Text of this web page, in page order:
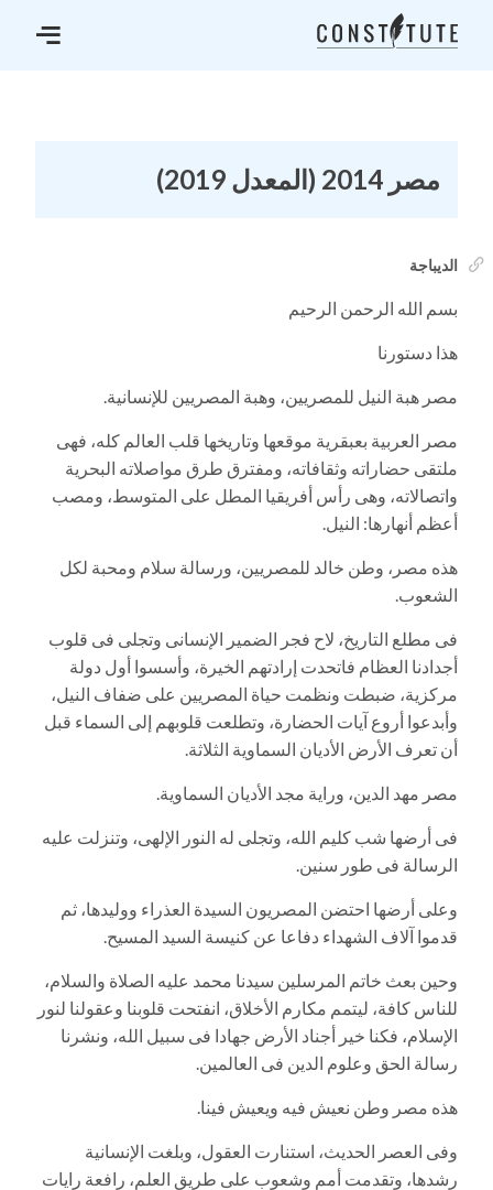
مصر 2014 (المعدل 2019)
الديباجة
بسم الله الرحمن الرحيم
هذا دستورنا
مصر هبة النيل للمصريين، وهبة المصريين للإنسانية.
مصر العربية بعبقرية موقعها وتاريخها قلب العالم كله، فهى
ملتقى حضاراته وثقافاته، ومفترق طرق مواصلاته البحرية
واتصالاته، وهى رأس أفريقيا المطل على المتوسط، ومصب
أعظم أنهارها: النيل.
هذه مصر، وطن خالد للمصريين، ورسالة سلام ومحبة لكل
الشعوب.
فى مطلع التاريخ، لاح فجر الضمير الإنسانى وتجلى فى قلوب
أجدادنا العظام فاتحدت إرادتهم الخيرة، وأسسوا أول دولة
مركزية، ضبطت ونظمت حياة المصريين على ضفاف النيل،
وأبدعوا أروع آيات الحضارة، وتطلعت قلوبهم إلى السماء قبل
أن تعرف الأرض الأديان السماوية الثلاثة.
مصر مهد الدين، وراية مجد الأديان السماوية.
فى أرضها شب كليم الله، وتجلى له النور الإلهى، وتنزلت عليه
الرسالة فى طور سنين.
وعلى أرضها احتضن المصريون السيدة العذراء ووليدها، ثم
قدموا آلاف الشهداء دفاعا عن كنيسة السيد المسيح.
وحين بعث خاتم المرسلين سيدنا محمد عليه الصلاة والسلام،
للناس كافة، ليتمم مكارم الأخلاق، انفتحت قلوبنا وعقولنا لنور
الإسلام، فكنا خير أجناد الأرض جهادا فى سبيل الله، ونشرنا
رسالة الحق وعلوم الدين فى العالمين.
هذه مصر وطن نعيش فيه ويعيش فينا.
وفى العصر الحديث، استنارت العقول، وبلغت الإنسانية
رشدها، وتقدمت أمم وشعوب على طريق العلم، رافعة رايات